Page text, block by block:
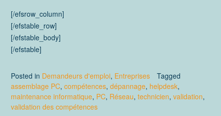
[/efsrow_column]
[/efstable_row]
[/efstable_body]
[/efstable]
Posted in Demandeurs d'emploi, Entreprises
Tagged
assemblage PC, compétences, dépannage, helpdesk,
maintenance informatique, PC, Réseau, technicien, validation,
validation des compétences